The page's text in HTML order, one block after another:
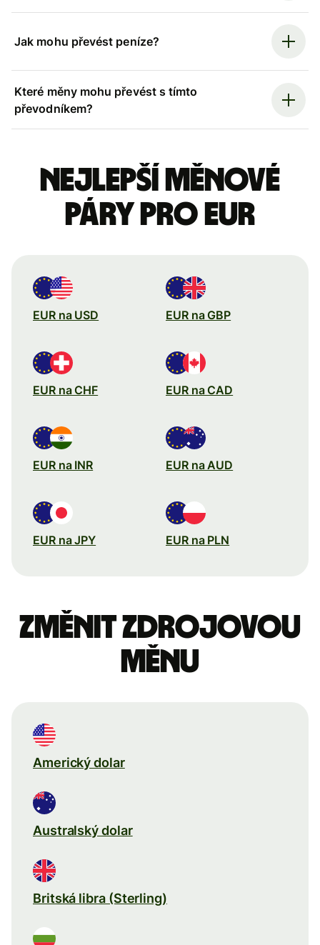
Jak mohu převést peníze?
Které měny mohu převést s tímto
převodníkem?
Nejlepší měnové
páry pro eur
EUR na USD EUR na GBP
EUR na CHF EUR na CAD
EUR na INR EUR na AUD
EUR na JPY EUR na PLN
Změnit zdrojovou
měnu
Americký dolar
Australský dolar
Britská libra (Sterling)